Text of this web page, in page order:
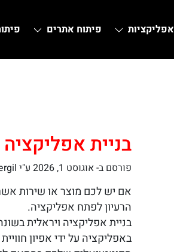
אפליקציות פיתוח אתרים
בניית
פורסם ב-אוגוסט 1, 2026 ע"י hamergil
אם יש לכם מוצר או שירות
הרעיון לפתח אפליקציה.
בניית אפליקציה ויראלית
באפליקציה על ידי אפיון